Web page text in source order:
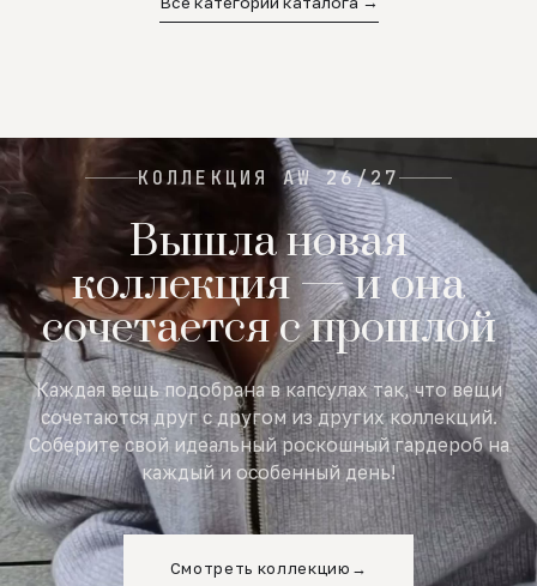
КОЛЛЕКЦИЯ AW 26/27
Вышла новая
коллекция — и она
сочетается с прошлой
Каждая вещь подобрана в капсулах так, что вещи
сочетаются друг с другом из других коллекций.
Соберите свой идеальный роскошный гардероб на
каждый и особенный день!
Смотреть коллекцию →